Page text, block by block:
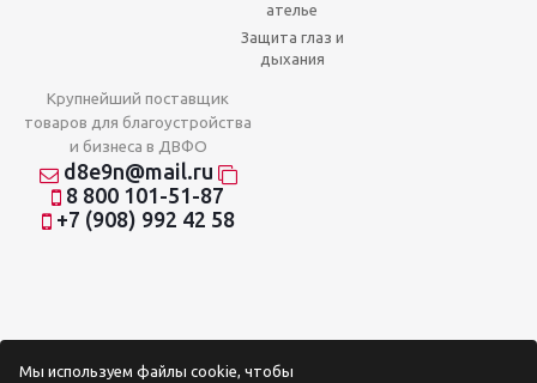
ателье
Защита глаз и
дыхания
Крупнейший поставщик
товаров для благоустройства
и бизнеса в ДВФО
d8e9n@mail.ru
8 800 101-51-87
+7 (908) 992 42 58
Мы используем файлы cookie, чтобы